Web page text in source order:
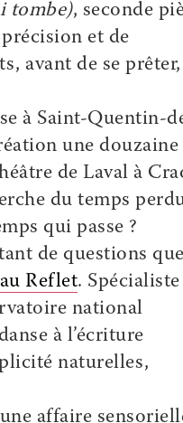
tombe), seconde
et de
avant de se prêter,
à Saint-Quentin-
une douzaine
de Laval à
du temps
qui passe ?
de questions
Reflet.
national
à l’écriture
naturelles,
affaire